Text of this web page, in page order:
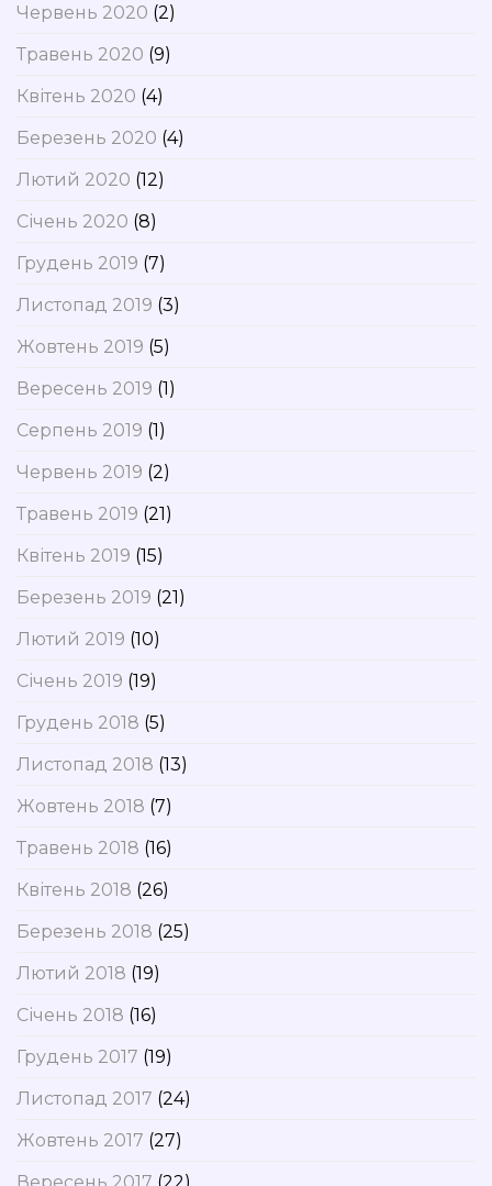
Червень 2020 (2)
Травень 2020 (9)
Квітень 2020 (4)
Березень 2020 (4)
Лютий 2020 (12)
Січень 2020 (8)
Грудень 2019 (7)
Листопад 2019 (3)
Жовтень 2019 (5)
Вересень 2019 (1)
Серпень 2019 (1)
Червень 2019 (2)
Травень 2019 (21)
Квітень 2019 (15)
Березень 2019 (21)
Лютий 2019 (10)
Січень 2019 (19)
Грудень 2018 (5)
Листопад 2018 (13)
Жовтень 2018 (7)
Травень 2018 (16)
Квітень 2018 (26)
Березень 2018 (25)
Лютий 2018 (19)
Січень 2018 (16)
Грудень 2017 (19)
Листопад 2017 (24)
Жовтень 2017 (27)